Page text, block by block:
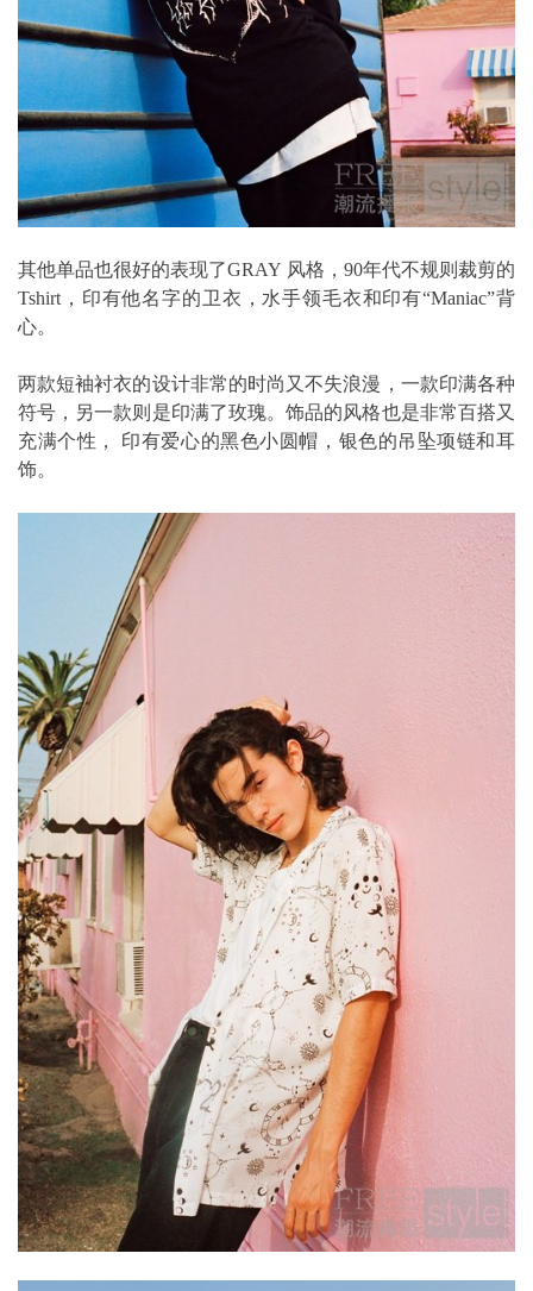
其他单品也很好的表现了GRAY 风格，90年代不规则裁剪的
Tshirt，印有他名字的卫衣，水手领毛衣和印有“Maniac”背
心。
两款短袖衬衣的设计非常的时尚又不失浪漫，一款印满各种
符号，另一款则是印满了玫瑰。饰品的风格也是非常百搭又
充满个性， 印有爱心的黑色小圆帽，银色的吊坠项链和耳
饰。